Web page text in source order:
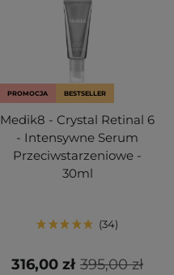
PROMOCJA BESTSELLER
Medik8 - Crystal Retinal 6
- Intensywne Serum
Przeciwstarzeniowe -
30ml
34
395,00 zł
316,00 zł